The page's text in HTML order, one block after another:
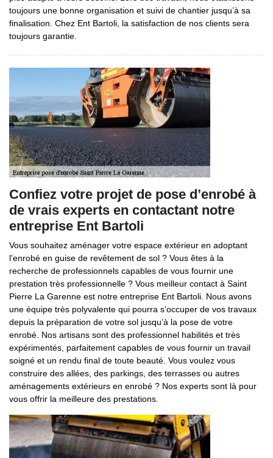
toujours une bonne organisation et suivi de chantier jusqu’à sa
finalisation. Chez Ent Bartoli, la satisfaction de nos clients sera
toujours garantie.
Confiez votre projet de pose d’enrobé à
de vrais experts en contactant notre
entreprise Ent Bartoli
Vous souhaitez aménager votre espace extérieur en adoptant
l’enrobé en guise de revêtement de sol ? Vous êtes à la
recherche de professionnels capables de vous fournir une
prestation très professionnelle ? Vous meilleur contact à Saint
Pierre La Garenne est notre entreprise Ent Bartoli. Nous avons
une équipe très polyvalente qui pourra s’occuper de vos travaux
depuis la préparation de votre sol jusqu’à la pose de votre
enrobé. Nos artisans sont des professionnel habilités et très
expérimentés, parfaitement capables de vous fournir un travail
soigné et un rendu final de toute beauté. Vous voulez vous
construire des allées, des parkings, des terrasses ou autres
aménagements extérieurs en enrobé ? Nos experts sont là pour
vous offrir la meilleure des prestations.